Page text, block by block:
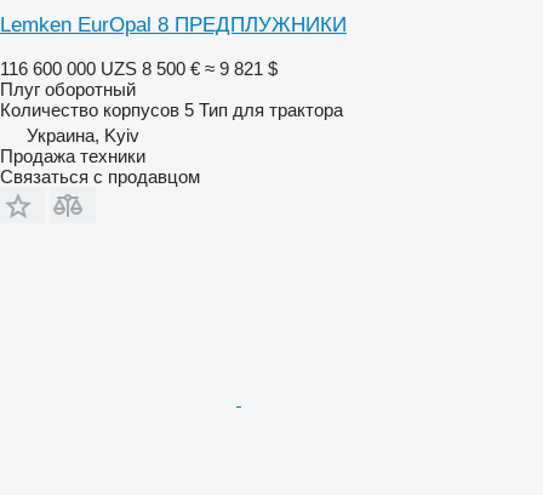
Lemken EurOpal 8 ПРЕДПЛУЖНИКИ
116 600 000 UZS 8 500 € ≈ 9 821 $
Плуг оборотный
Количество корпусов 5 Тип для трактора
Украина, Kyiv
Продажа техники
Связаться с продавцом